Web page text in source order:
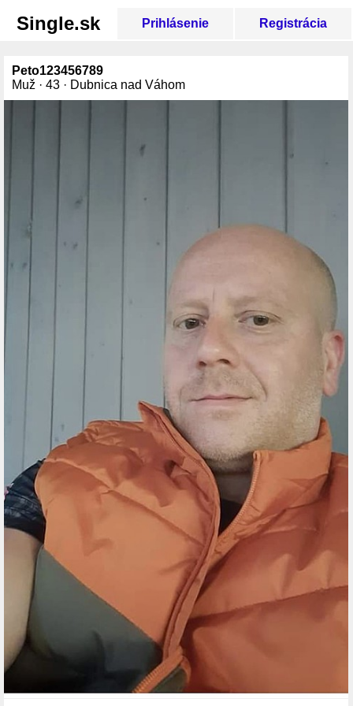
Single.sk Prihlásenie Registrácia
Peto123456789
Muž · 43 · Dubnica nad Váhom